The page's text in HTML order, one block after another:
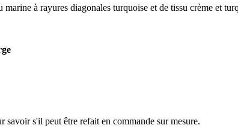
à rayures diagonales turquoise et de tissu crème et
savoir s'il peut être refait en commande sur mesure.